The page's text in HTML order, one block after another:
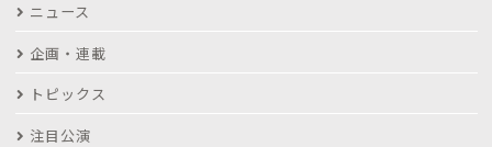
ニュース
企画・連載
トピックス
注目公演